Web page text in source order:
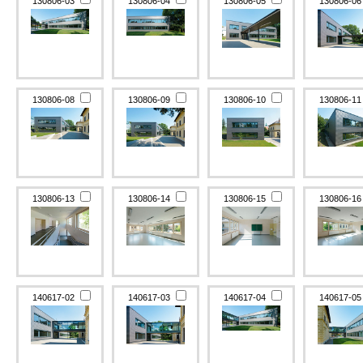
130806-08 130806-09 130806-10 130806-11
130806-13 130806-14 130806-15 130806-16
140617-02 140617-03 140617-04 140617-05